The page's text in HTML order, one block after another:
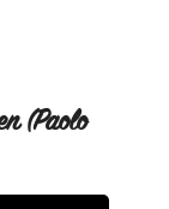
(Paolo